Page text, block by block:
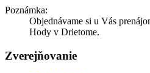
Poznámka:
Objednávame si u Vás
Hody v Drietome.
Zverejňovanie